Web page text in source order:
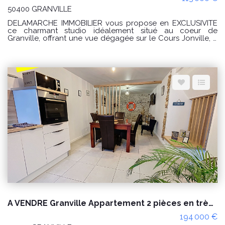
50400 GRANVILLE
DELAMARCHE IMMOBILIER vous propose en EXCLUSIVITÉ
ce charmant studio idéalement situé au coeur de
Granville, offrant une vue dégagée sur le Cours Jonville, à
authenticité, sa luminosité et ses magnifiques pierres
apparentes qui lui confèrent un cachet unique. Que vous
recherchiez un pied-à-terre en bord de mer, un premier
achat ou un investissement locatif à forte demande, ce
bien représente une belle opportunité au coeur de
Granville. Caractéristiques principales : Surface habitable :
17,15 m² Studio situé au 3? étage Exposition Sud-Est Vue
dégagée sur le Cours Jonville Petite copropriété de
seulement 5 lots Syndic bénévole Faibles charges de
copropriété : environ 100 € par an Appartement plein de
charme avec pierres apparentes Disposition intérieure :
L'appartement se compose d'une agréable pièce de vie
baignée de lumière avec une cuisine aménagée et
équipée, bénéficiant d'une exposition Sud-Est. Une salle
d'eau avec WC complète l'ensemble. Les atouts :
Emplacement privilégié en plein centre de Granville Vue
de l'ancien avec pierres apparentes Petite copropriété
avec très faibles charges Syndic bénévole Idéal pour un
investissement locatif, un pied-à-terre ou une résidence
A VENDRE Granville Appartement 2 pièces en très bon état
194 000 €